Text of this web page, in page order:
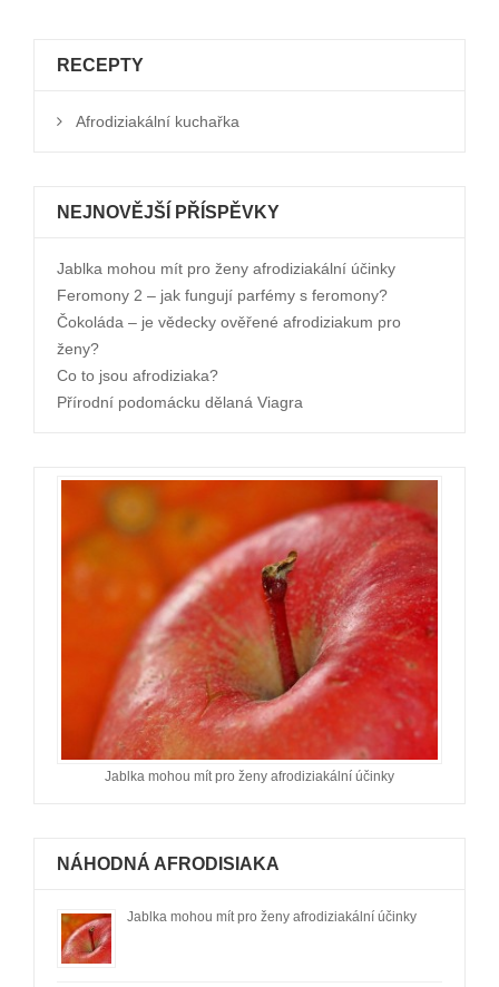
RECEPTY
Afrodiziakální kuchařka
NEJNOVĚJŠÍ PŘÍSPĚVKY
Jablka mohou mít pro ženy afrodiziakální účinky
Feromony 2 – jak fungují parfémy s feromony?
Čokoláda – je vědecky ověřené afrodiziakum pro
ženy?
Co to jsou afrodiziaka?
Přírodní podomácku dělaná Viagra
Jablka mohou mít pro ženy afrodiziakální účinky
NÁHODNÁ AFRODISIAKA
Jablka mohou mít pro ženy afrodiziakální účinky